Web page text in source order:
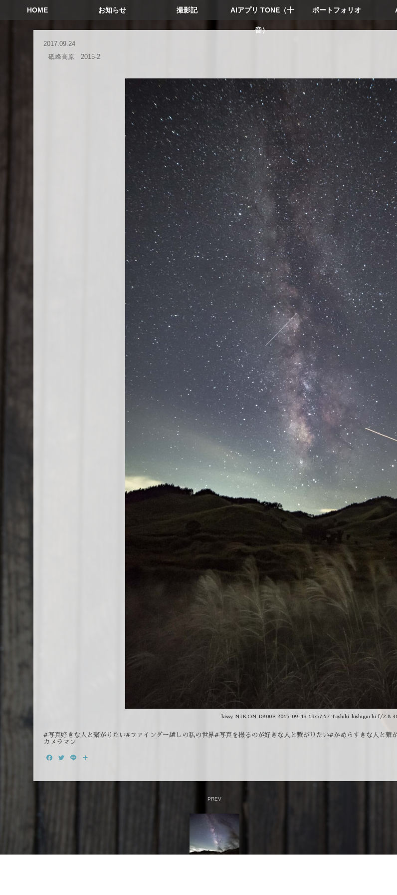
HOME お知らせ 撮影記 AIアプリ TONE（十
音）
ポートフォリオ
2017.09.24
砥峰高原 2015-2
kissy NIKON D800E 2015-09-13 19:57:57 Toshiki_kishiguchi f/2.8
#写真好きな人と繋がりたい#ファインダー越しの私の世界#写真を撮るのが好きな人と繋がりたい#かめらすきな人と
カメラマン
Facebook
Twitter
Line
PREV